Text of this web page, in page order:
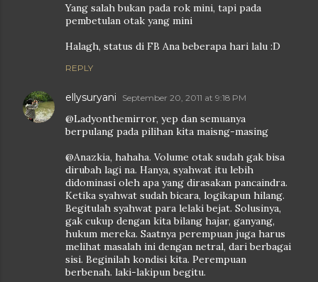
Yang salah bukan pada rok mini, tapi pada
pembetulan otak yang mini
Halagh, status di FB Ana beberapa hari lalu :D
REPLY
ellysuryani September 20, 2011 at 9:18 PM
@Ladyonthemirror, yep dan semuanya
berpulang pada pilihan kita maisng-masing
@Anazkia, hahaha. Volume otak sudah gak bisa
dirubah lagi na. Hanya, syahwat itu lebih
didominasi oleh apa yang dirasakan pancaindra.
Ketika syahwat sudah bicara, logikapun hilang.
Begitulah syahwat para lelaki bejat. Solusinya,
gak cukup dengan kita bilang hajar, ganyang,
hukum mereka. Saatnya perempuan juga harus
melihat masalah ini dengan netral, dari berbagai
sisi. Beginilah kondisi kita. Perempuan
berbenah. laki-lakipun begitu.